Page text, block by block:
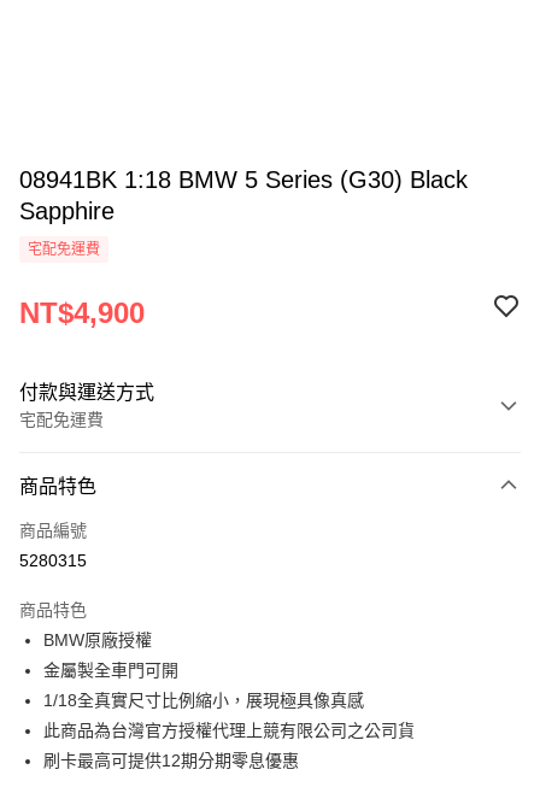
08941BK 1:18 BMW 5 Series (G30) Black
Sapphire
宅配免運費
NT$4,900
付款與運送方式
宅配免運費
信用卡一次付款
信用卡分期付款
合作金庫商業銀行
華南商業銀行
上海商業儲蓄銀行
國泰世華商業銀行
兆豐國際商業銀行
臺灣中小企業銀行
台中商業銀行
匯豐（台灣）商業銀行
聯邦商業銀行
遠東國際商業銀行
6 期 0 利率 每期
華南商業銀行
上海商業儲蓄銀行
台北富邦商業銀行
國泰世華商業銀行
兆豐國際商業銀行
臺灣中小企業銀行
台中商業銀行
超商取貨付款
LINE Pay
Apple Pay
商品特色
商品編號
5280315
商品特色
BMW原廠授權
金屬製全車門可開
1/18全真實尺寸比例縮小，展現極具像真感
此商品為台灣官方授權代理上競有限公司之公司貨
刷卡最高可提供12期分期零息優惠